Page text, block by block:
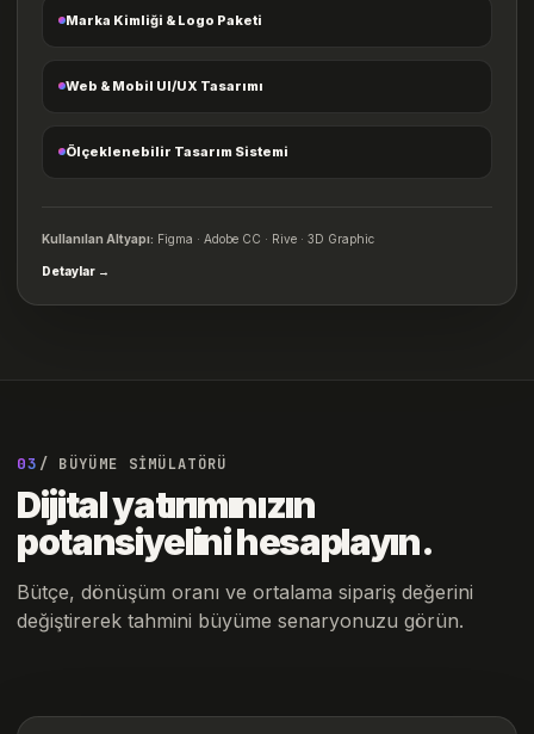
Marka Kimliği & Logo Paketi
Web & Mobil UI/UX Tasarımı
Ölçeklenebilir Tasarım Sistemi
Kullanılan Altyapı: Figma · Adobe CC · Rive · 3D Graphic
Detaylar →
03 / BÜYÜME SİMÜLATÖRÜ
Dijital yatırımınızın
potansiyelini hesaplayın.
Bütçe, dönüşüm oranı ve ortalama sipariş değerini
değiştirerek tahmini büyüme senaryonuzu görün.